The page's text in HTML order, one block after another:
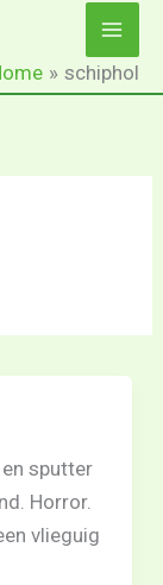
schiphol
sputter
Horror.
vlieguig